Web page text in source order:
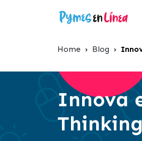
Home › Blog ›
Innova
Thinking